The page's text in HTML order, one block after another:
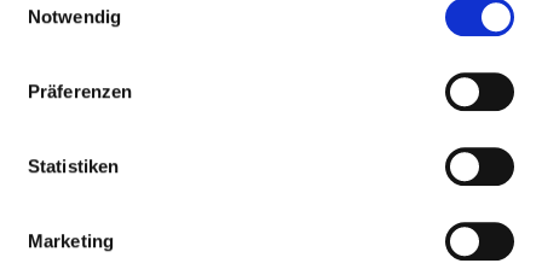
Notwendig
Präferenzen
Statistiken
Marketing
17235 Neustrelitz
Mail:ed.bnkbd@ofni
Anfahrt
Weitere Standorte